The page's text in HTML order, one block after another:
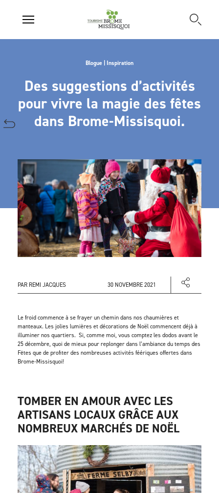
Blogue | Inspiration
Des suggestions d’activités
pour vivre la magie des fêtes
dans Brome-Missisquoi.
PAR REMI JACQUES 30 NOVEMBRE 2021
Le froid commence à se frayer un chemin dans nos chaumières et
manteaux. Les jolies lumières et décorations de Noël commencent déjà à
illuminer nos quartiers. Si, comme moi, vous comptez les dodos avant le
25 décembre, quoi de mieux pour replonger dans l’ambiance du temps des
Fêtes que de profiter des nombreuses activités féériques offertes dans
Brome-Missisquoi!
TOMBER EN AMOUR AVEC LES
ARTISANS LOCAUX GRÂCE AUX
NOMBREUX MARCHÉS DE NOËL